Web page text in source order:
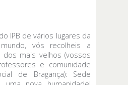
IPB de vários lugares da
vós recolheis a
dos mais velhos (vossos
e comunidade
de Bragança): Sede